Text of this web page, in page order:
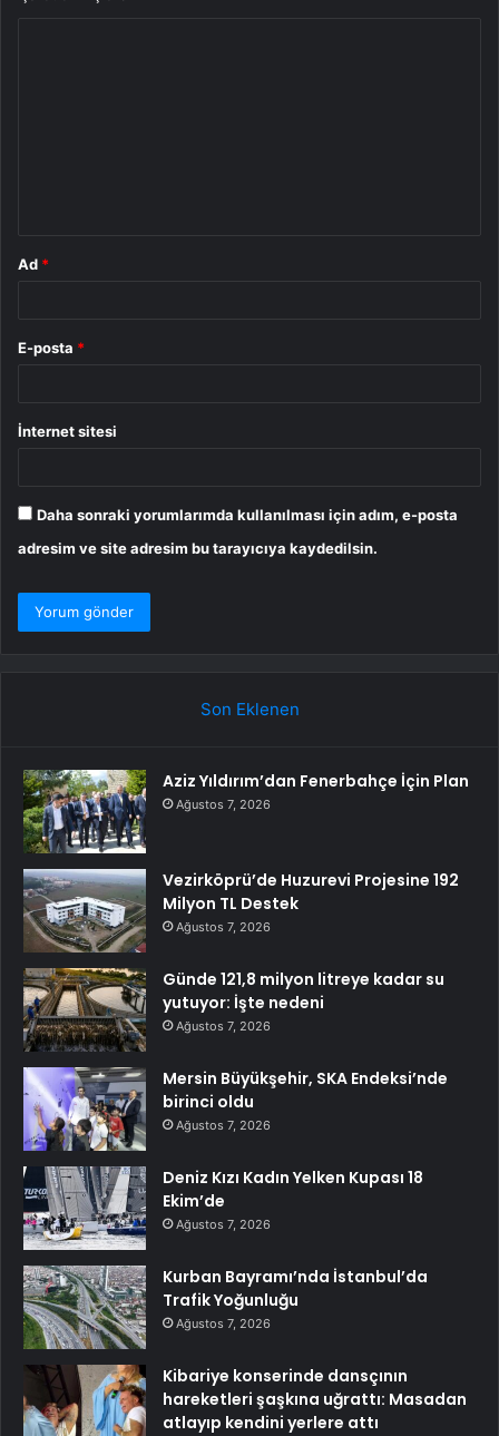
Ad *
E-posta *
İnternet sitesi
Daha sonraki yorumlarımda kullanılması için adım, e-posta
adresim ve site adresim bu tarayıcıya kaydedilsin.
Son Eklenen
Aziz Yıldırım’dan Fenerbahçe İçin Plan
Ağustos 7, 2026
Vezirköprü’de Huzurevi Projesine 192
Milyon TL Destek
Ağustos 7, 2026
Günde 121,8 milyon litreye kadar su
yutuyor: İşte nedeni
Ağustos 7, 2026
Mersin Büyükşehir, SKA Endeksi’nde
birinci oldu
Ağustos 7, 2026
Deniz Kızı Kadın Yelken Kupası 18
Ekim’de
Ağustos 7, 2026
Kurban Bayramı’nda İstanbul’da
Trafik Yoğunluğu
Ağustos 7, 2026
Kibariye konserinde dansçının
hareketleri şaşkına uğrattı: Masadan
atlayıp kendini yerlere attı